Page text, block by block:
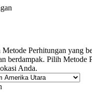
Perhitungan yang
berdampak. Pilih Metode
Anda.